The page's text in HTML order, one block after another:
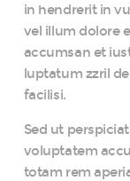
in hendrerit in
vel illum dolore
accumsan et
luptatum zzril
facilisi.
Sed ut
voluptatem
totam rem